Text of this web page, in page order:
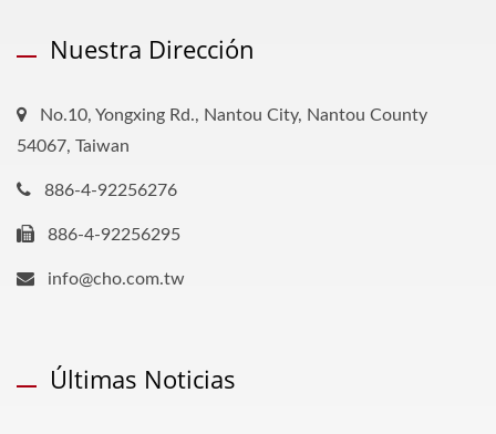
Nuestra Dirección
No.10, Yongxing Rd., Nantou City, Nantou County
54067, Taiwan
886-4-92256276
886-4-92256295
info@cho.com.tw
Últimas Noticias